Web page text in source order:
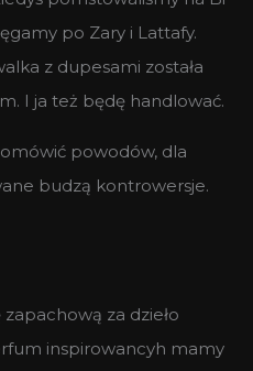
po Zary i Lattafy.
z dupesami została
I ja też będę handlować.
powodów, dla
budzą kontrowersje.
za dzieło
inspirowancyh mamy